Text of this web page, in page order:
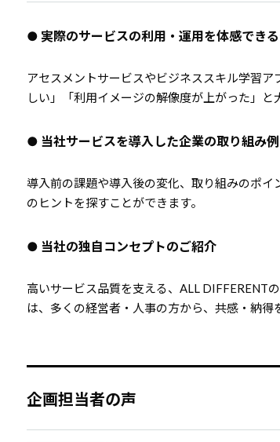
● 実際のサービスの利用・運用を体感でき
アセスメントサービスやビジネススキル学習
しい」「利用イメージの解像度が上がった」と
● 当社サービスを導入した企業の取り組み
導入前の課題や導入後の変化、取り組みのポ
のヒントを探すことができます。
● 当社の独自コンセプトのご紹介
高いサービス品質を支える、ALL DIFFERENT
は、多くの経営者・人事の方から、共感・納得
企画担当者の声